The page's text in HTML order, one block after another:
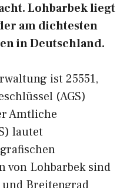
Lohbarbek liegt
am dichtesten
in Deutschland.
ist 25551,
(AGS)
Amtliche
lautet
von Lohbarbek sind